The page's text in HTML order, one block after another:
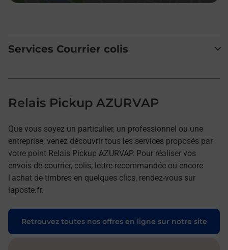
Services Courrier colis
Relais Pickup AZURVAP
Que vous soyez un particulier, un professionnel ou une
entreprise, venez découvrir tous les services proposés par
votre point Relais Pickup AZURVAP. Pour réaliser vos
envois de courrier, colis, lettre recommandée ou encore
l'achat de timbres en quelques clics, rendez-vous sur
laposte.fr.
Retrouvez toutes nos offres en ligne sur notre site